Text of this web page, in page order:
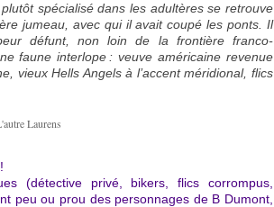
spécialisé dans les adultères se retrouve
jumeau, avec qui il avait coupé les ponts. Il
défunt, non loin de la frontière franco-
faune interlope : veuve américaine revenue
vieux Hells Angels à l’accent méridional, flics
(détective privé, bikers, flics corrompus,
peu ou prou des personnages de B Dumont,